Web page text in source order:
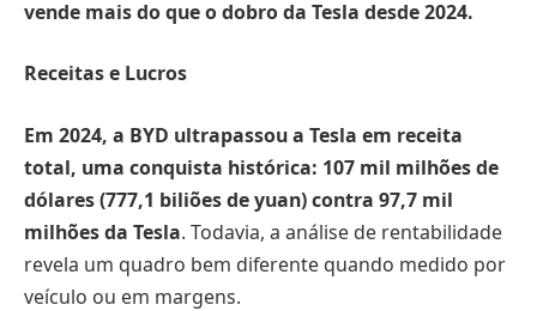
vende mais do que o dobro da Tesla desde 2024.
Receitas e Lucros
Em 2024, a BYD ultrapassou a Tesla em receita
total, uma conquista histórica: 107 mil milhões de
dólares (777,1 biliões de yuan) contra 97,7 mil
milhões da Tesla. Todavia, a análise de rentabilidade
revela um quadro bem diferente quando medido por
veículo ou em margens.